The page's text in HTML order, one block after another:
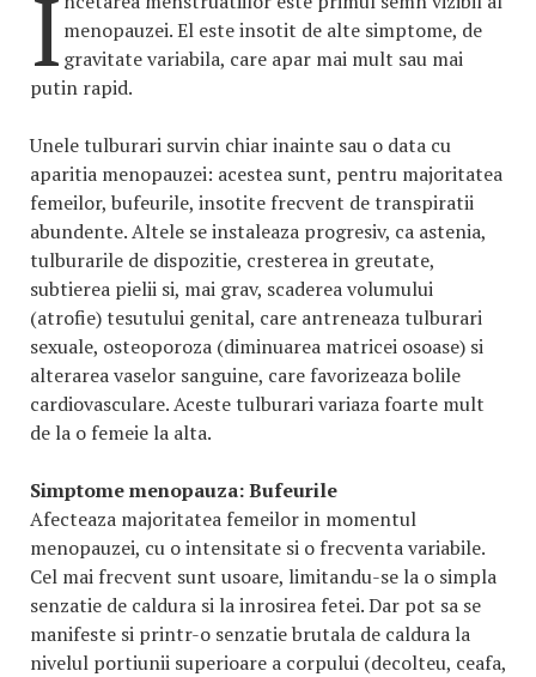
I menopauzei. El este insotit de alte simptome, de
gravitate variabila, care apar mai mult sau mai
putin rapid.
Unele tulburari survin chiar inainte sau o data cu
aparitia menopauzei: acestea sunt, pentru majoritatea
femeilor, bufeurile, insotite frecvent de transpiratii
abundente. Altele se instaleaza progresiv, ca astenia,
tulburarile de dispozitie, cresterea in greutate,
subtierea pielii si, mai grav, scaderea volumului
(atrofie) tesutului genital, care antreneaza tulburari
sexuale, osteoporoza (diminuarea matricei osoase) si
alterarea vaselor sanguine, care favorizeaza bolile
cardiovasculare. Aceste tulburari variaza foarte mult
de la o femeie la alta.
Simptome menopauza: Bufeurile
Afecteaza majoritatea femeilor in momentul
menopauzei, cu o intensitate si o frecventa variabile.
Cel mai frecvent sunt usoare, limitandu-se la o simpla
senzatie de caldura si la inrosirea fetei. Dar pot sa se
manifeste si printr-o senzatie brutala de caldura la
nivelul portiunii superioare a corpului (decolteu, ceafa,